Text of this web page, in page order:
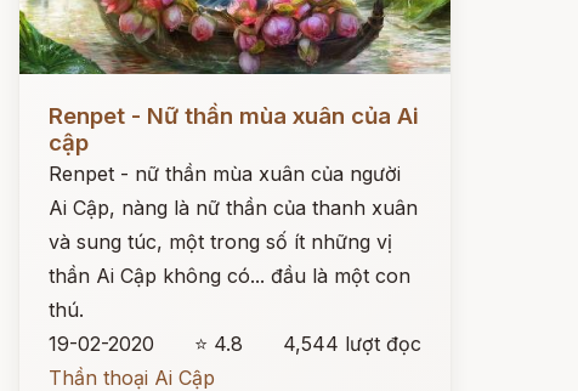
Renpet - Nữ thần mùa xuân của Ai
cập
Renpet - nữ thần mùa xuân của người
Ai Cập, nàng là nữ thần của thanh xuân
và sung túc, một trong số ít những vị
thần Ai Cập không có... đầu là một con
thú.
19-02-2020
⭐ 4.8
4,544 lượt đọc
Thần thoại Ai Cập